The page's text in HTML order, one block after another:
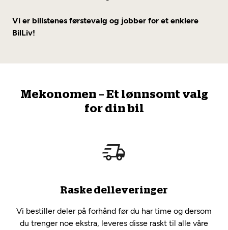
Vi er bilistenes førstevalg og jobber for et enklere
BilLiv!
Mekonomen – Et lønnsomt valg
for din bil
Raske delleveringer
Vi bestiller deler på forhånd før du har time og dersom
du trenger noe ekstra, leveres disse raskt til alle våre